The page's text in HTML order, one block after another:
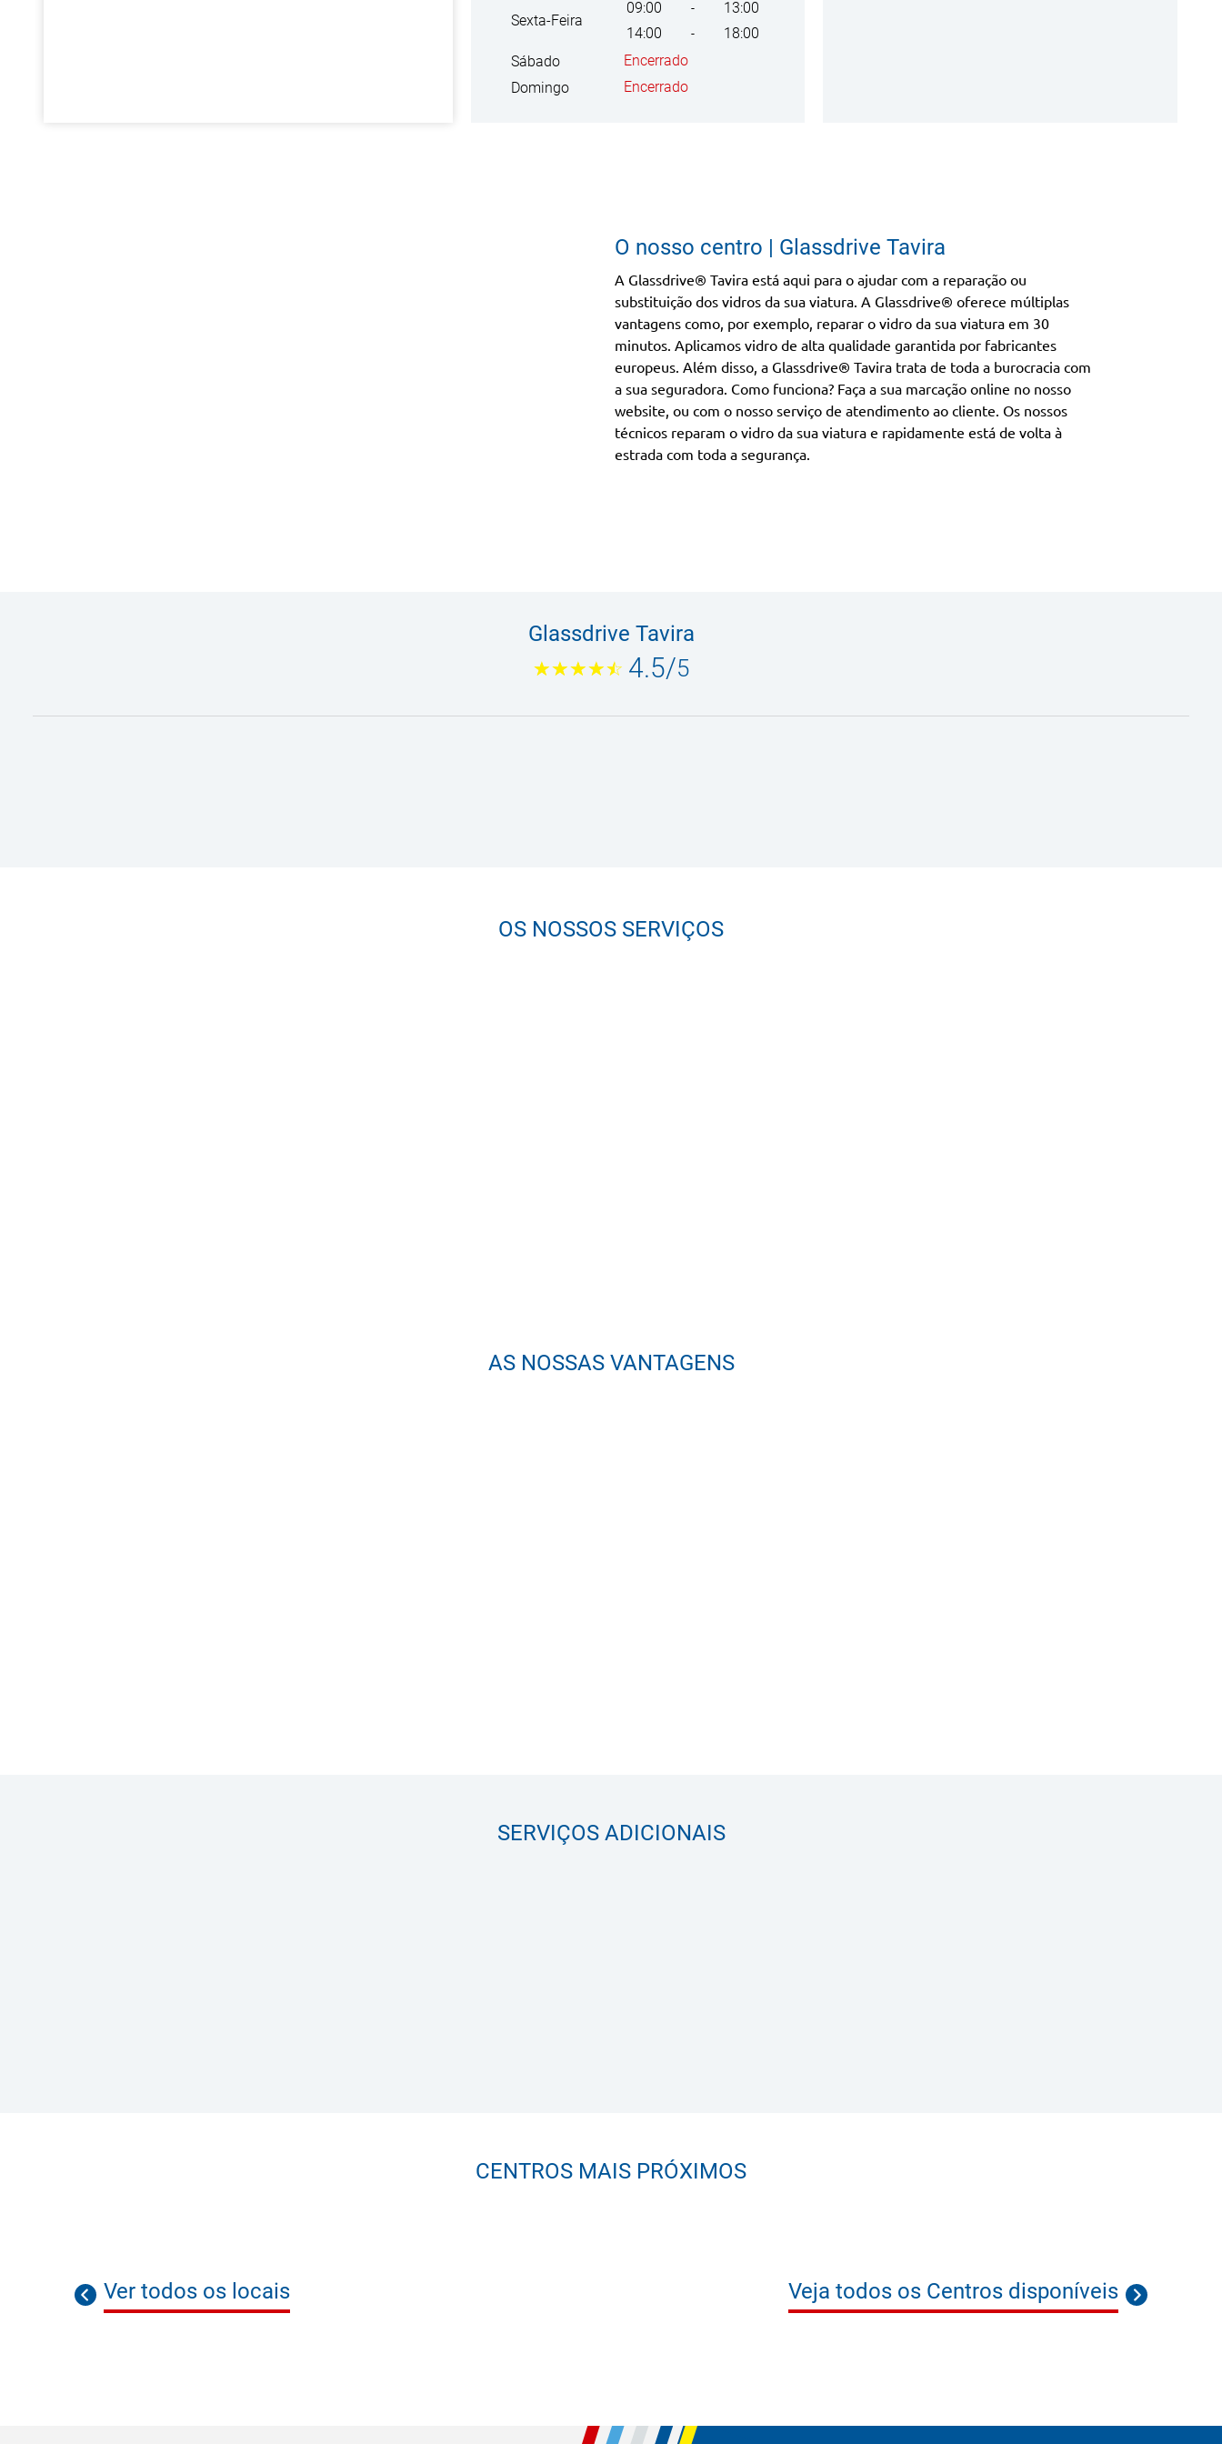
Sexta-Feira
09:00 -
13:00
14:00
-
18:00
Sábado
Encerrado
Domingo
Encerrado
O nosso centro | Glassdrive Tavira
A Glassdrive® Tavira está aqui para o ajudar com a reparação ou
substituição dos vidros da sua viatura. A Glassdrive® oferece múltiplas
vantagens como, por exemplo, reparar o vidro da sua viatura em 30
minutos. Aplicamos vidro de alta qualidade garantida por fabricantes
europeus. Além disso, a Glassdrive® Tavira trata de toda a burocracia com
a sua seguradora. Como funciona? Faça a sua marcação online no nosso
website, ou com o nosso serviço de atendimento ao cliente. Os nossos
técnicos reparam o vidro da sua viatura e rapidamente está de volta à
estrada com toda a segurança.
Glassdrive Tavira
4.5/5
OS NOSSOS SERVIÇOS
AS NOSSAS VANTAGENS
SERVIÇOS ADICIONAIS
CENTROS MAIS PRÓXIMOS
Ver todos os locais Veja todos os Centros disponíveis